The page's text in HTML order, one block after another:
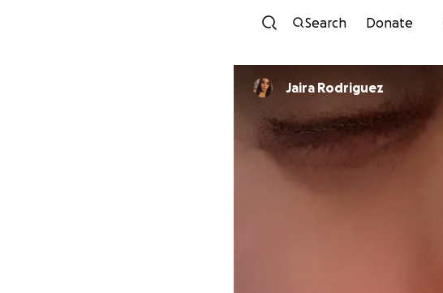
Search Donate
Jaira Rodriguez